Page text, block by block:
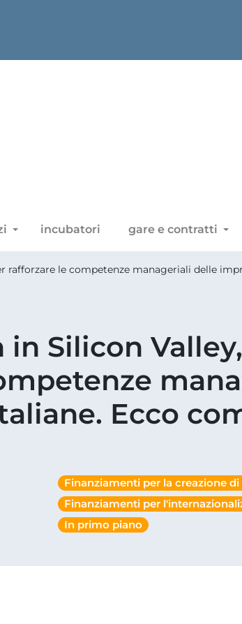
incubatori gare e contratti
rafforzare le competenze manageriali delle
Silicon
Ecco
Finanziamenti per la creazione
Finanziamenti per
In primo piano